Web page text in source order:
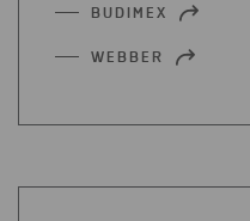
BUDIMEX
ABRIR
UNA
WEBBER
ABRIR
NUEVA